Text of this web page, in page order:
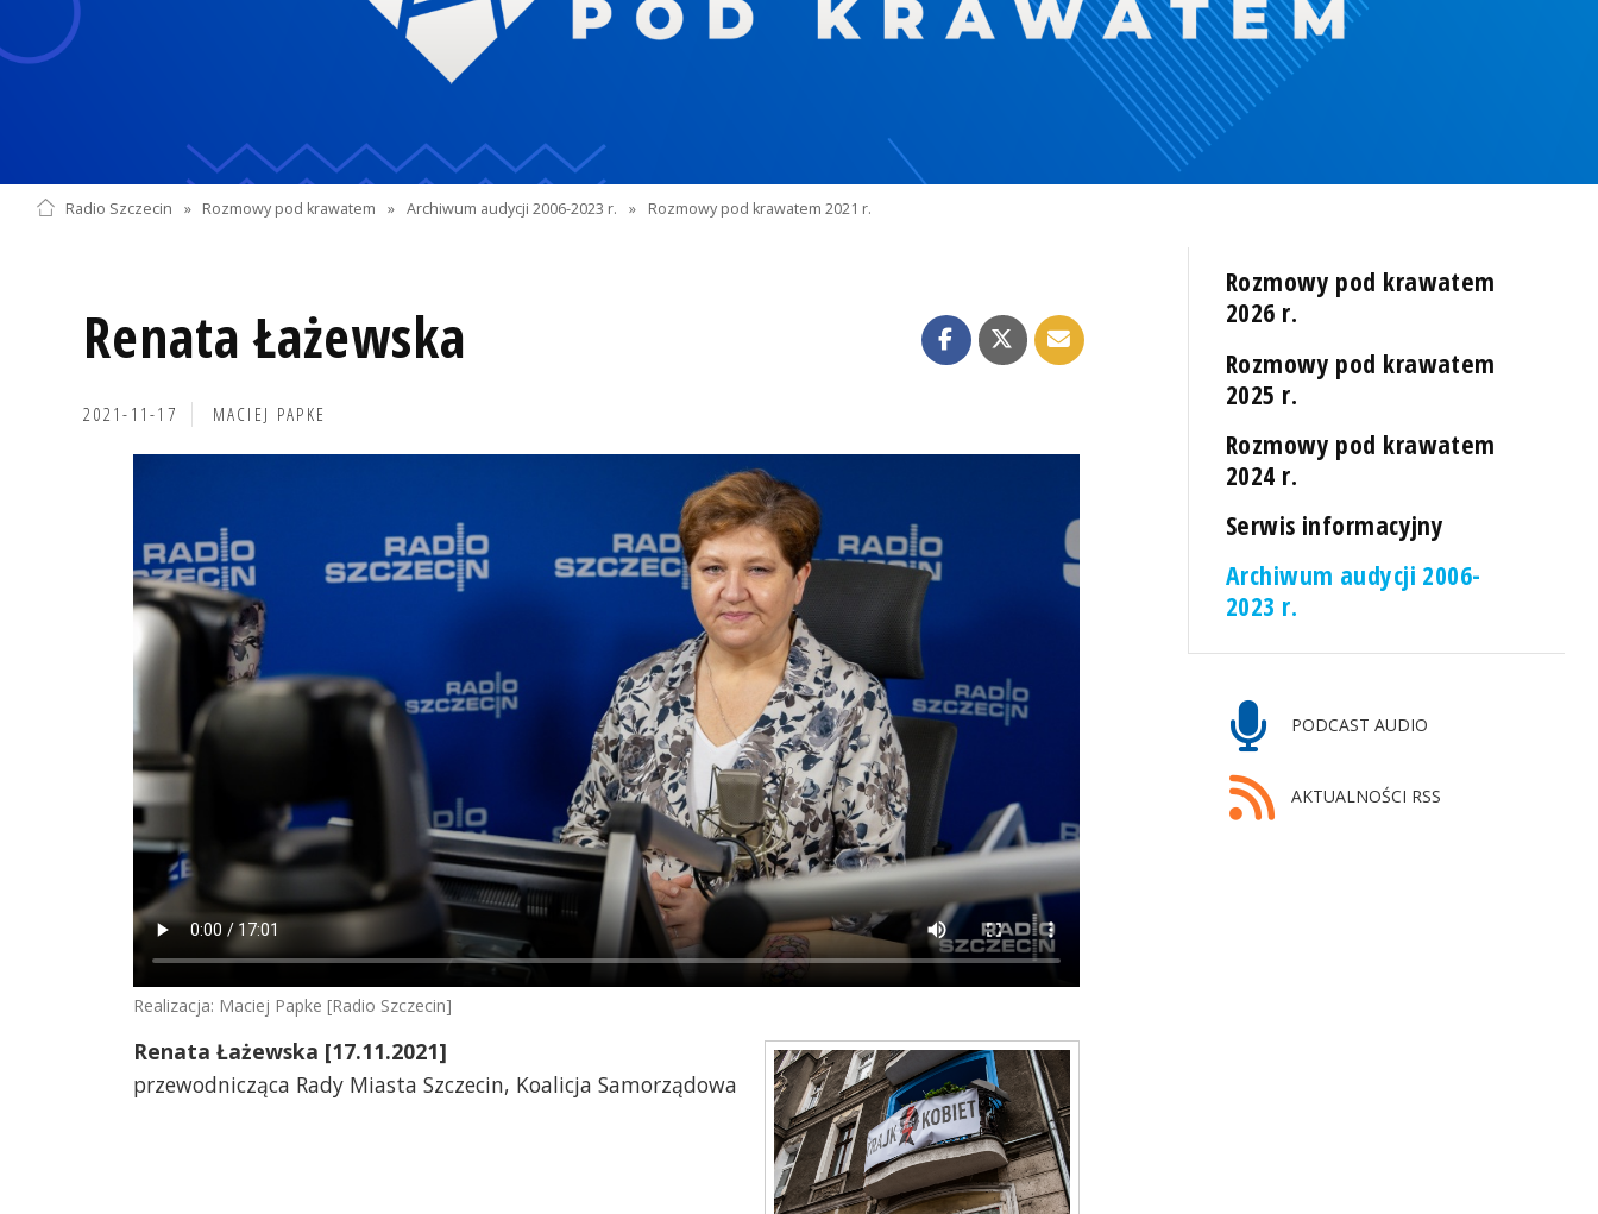
Radio Szczecin » Rozmowy pod krawatem » Archiwum audycji 2006-2023 r. » Rozmowy pod krawatem 2021 r.
Renata Łażewska
2021-11-17 MACIEJ PAPKE
Realizacja: Maciej Papke [Radio Szczecin]
Renata Łażewska [17.11.2021]
przewodnicząca Rady Miasta Szczecin, Koalicja Samorządowa
Rozmowy pod krawatem
2026 r.
Rozmowy pod krawatem
2025 r.
Rozmowy pod krawatem
2024 r.
Serwis informacyjny
Archiwum audycji 2006-
2023 r.
PODCAST AUDIO
AKTUALNOŚCI RSS